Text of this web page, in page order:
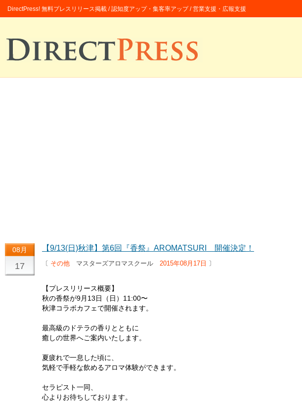
DirectPress! 無料プレスリリース掲載 / 認知度アップ・集客率アップ / 営業支援・広報支援
08月
17
【9/13(日)秋津】第6回『香祭』AROMATSURI 開催決定！
〔 その他 マスターズアロマスクール 2015年08月17日 〕
【プレスリリース概要】
秋の香祭が9月13日（日）11:00〜
秋津コラボカフェで開催されます。
最高級のドテラの香りとともに
癒しの世界へご案内いたします。
夏疲れで一息した頃に、
気軽で手軽な飲めるアロマ体験ができます。
セラピスト一同、
心よりお待ちしております。